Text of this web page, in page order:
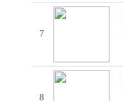
7
8